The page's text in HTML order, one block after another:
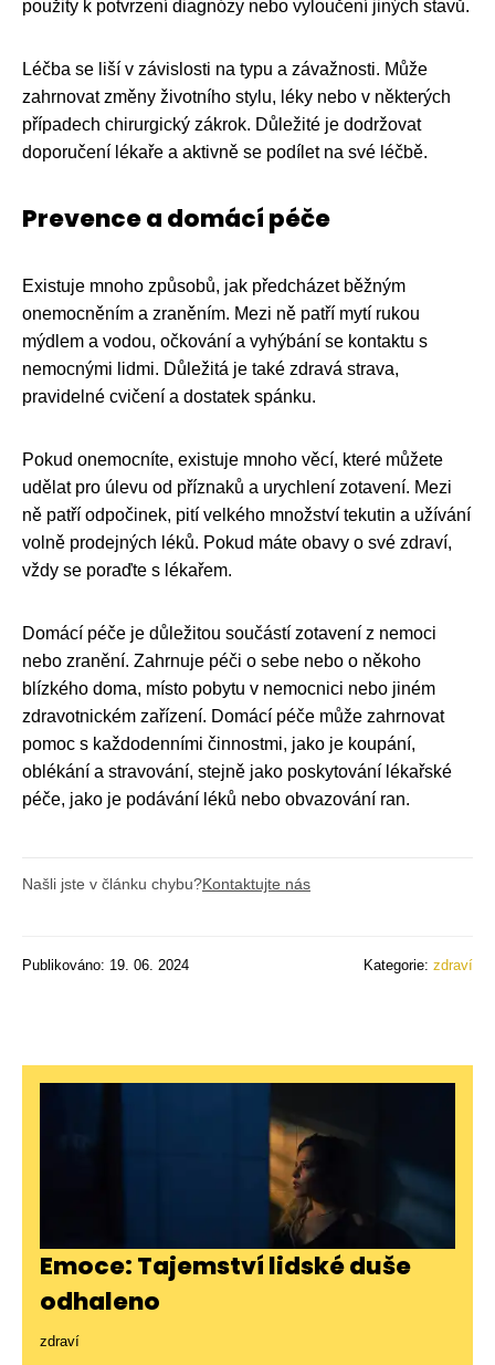
použity k potvrzení diagnózy nebo vyloučení jiných stavů.
Léčba se liší v závislosti na typu a závažnosti. Může
zahrnovat změny životního stylu, léky nebo v některých
případech chirurgický zákrok. Důležité je dodržovat
doporučení lékaře a aktivně se podílet na své léčbě.
Prevence a domácí péče
Existuje mnoho způsobů, jak předcházet běžným
onemocněním a zraněním. Mezi ně patří mytí rukou
mýdlem a vodou, očkování a vyhýbání se kontaktu s
nemocnými lidmi. Důležitá je také zdravá strava,
pravidelné cvičení a dostatek spánku.
Pokud onemocníte, existuje mnoho věcí, které můžete
udělat pro úlevu od příznaků a urychlení zotavení. Mezi
ně patří odpočinek, pití velkého množství tekutin a užívání
volně prodejných léků. Pokud máte obavy o své zdraví,
vždy se poraďte s lékařem.
Domácí péče je důležitou součástí zotavení z nemoci
nebo zranění. Zahrnuje péči o sebe nebo o někoho
blízkého doma, místo pobytu v nemocnici nebo jiném
zdravotnickém zařízení. Domácí péče může zahrnovat
pomoc s každodenními činnostmi, jako je koupání,
oblékání a stravování, stejně jako poskytování lékařské
péče, jako je podávání léků nebo obvazování ran.
Našli jste v článku chybu?Kontaktujte nás
Publikováno: 19. 06. 2024 Kategorie: zdraví
Emoce: Tajemství lidské duše
odhaleno
zdraví